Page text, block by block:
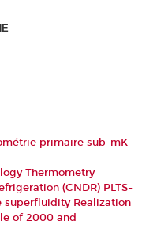
primaire sub-mK
Thermometry
(CNDR) PLTS-
superfluidity Realization
of 2000 and